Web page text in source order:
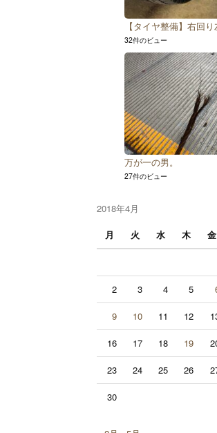
【タイヤ整備】右回り
32件のビュー
万が一の男。
27件のビュー
2018年4月
月
火 水 木 金
2 3 4 5
9 10 11 12
16 17 18 19
23 24 25 26
30